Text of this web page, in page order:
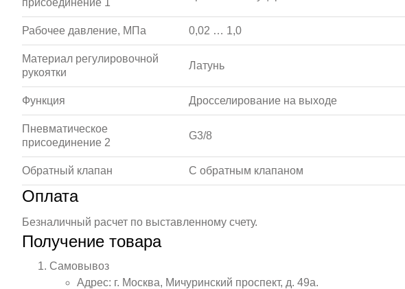
присоединение 1
Рабочее давление, МПа 0,02 … 1,0
Материал регулировочной
рукоятки
Латунь
Функция Дросселирование на выходе
Пневматическое
присоединение 2
G3/8
Обратный клапан С обратным клапаном
Оплата
Безналичный расчет по выставленному счету.
Получение товара
Самовывоз
Адрес: г. Москва, Мичуринский проспект, д. 49а.